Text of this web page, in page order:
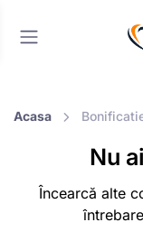
Acasa
Nu
Încearcă alte